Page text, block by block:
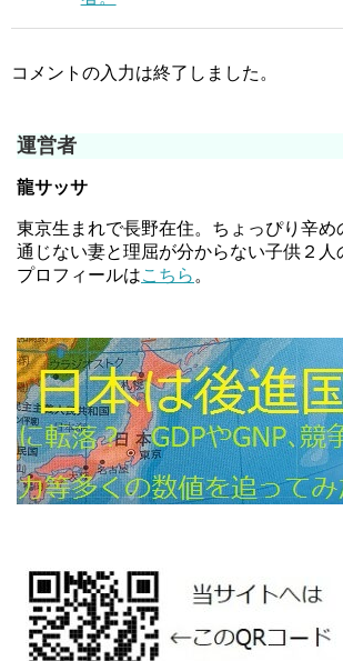
コメントの入力は終了しました。
運営者
龍サッサ
東京生まれで長野在住。ちょっぴり辛め
通じない妻と理屈が分からない子供２人
プロフィールはこちら 。